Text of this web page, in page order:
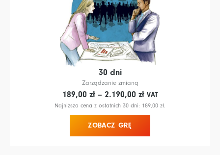
30 dni
Zarządzanie zmianą
189,00 zł – 2.190,00 złZakres
cen:
od 189,00 zł
VAT
Najniższa cena z ostatnich 30 dni: 189,00 zł.
ZOBACZ GRĘ